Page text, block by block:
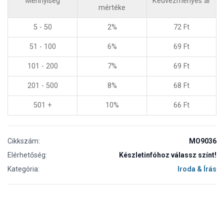
mértéke
5 - 50 2% 72 Ft
51 - 100 6% 69 Ft
101 - 200 7% 69 Ft
201 - 500 8% 68 Ft
501 + 10% 66 Ft
Cikkszám:
MO9036
Elérhetőség:
Készletinfóhoz válassz színt!
Kategória:
Iroda & Írás